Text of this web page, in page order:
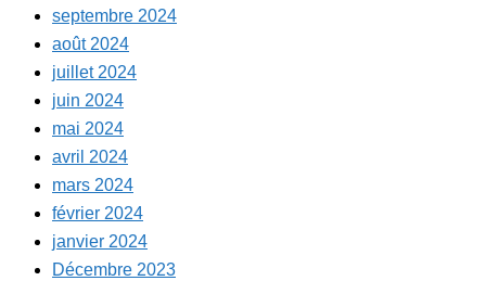
septembre 2024
août 2024
juillet 2024
juin 2024
mai 2024
avril 2024
mars 2024
février 2024
janvier 2024
Décembre 2023